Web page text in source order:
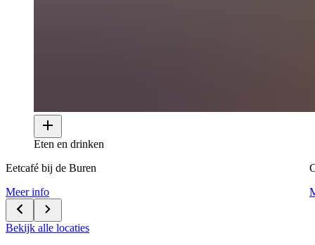
Eten en drinken
Eetcafé bij de Buren
Meer info
Bekijk alle locaties